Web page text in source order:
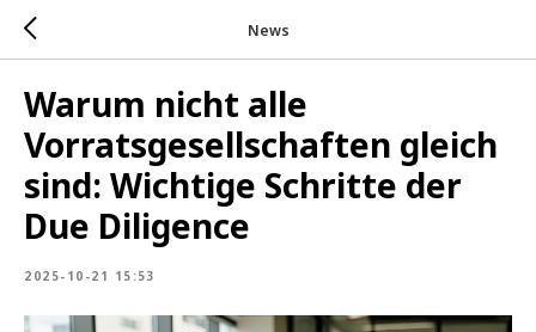
News
Warum nicht alle
Vorratsgesellschaften gleich
sind: Wichtige Schritte der
Due Diligence
2025-10-21 15:53